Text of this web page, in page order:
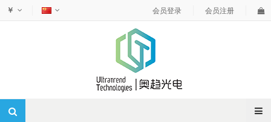
￥ 会员登录 会员注册